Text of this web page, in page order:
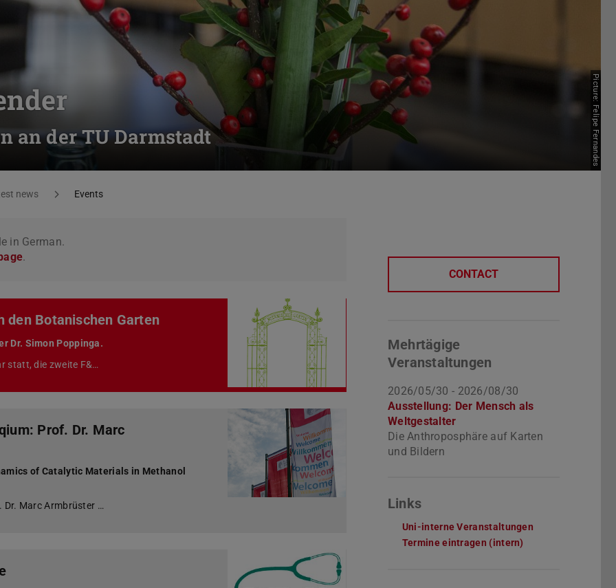
an der TU Darmstadt Picture: Felipe Fernandes
news Events
in German.
.
den Botanischen Garten
Dr. Simon Poppinga.
statt, die zweite F&…
Prof. Dr. Marc
of Catalytic Materials in Methanol
Dr. Marc Armbrüster …
CONTACT
Mehrtägige
Veranstaltungen
2026/05/30 - 2026/08/30
Ausstellung: Der Mensch als
Weltgestalter
Die Anthroposphäre auf Karten
und Bildern
Links
Uni-interne Veranstaltungen
Termine eintragen (intern)